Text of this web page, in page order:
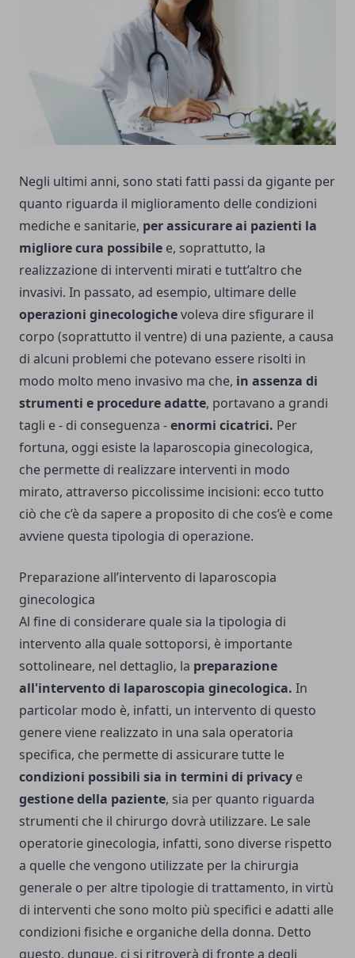
Negli ultimi anni, sono stati fatti passi da gigante per
quanto riguarda il miglioramento delle condizioni
mediche e sanitarie, per assicurare ai pazienti la
migliore cura possibile e, soprattutto, la
realizzazione di interventi mirati e tutt’altro che
invasivi. In passato, ad esempio, ultimare delle
operazioni ginecologichevoleva dire sfigurare il
corpo (soprattutto il ventre) di una paziente, a causa
di alcuni problemi che potevano essere risolti in
modo molto meno invasivo ma che, in assenza di
strumenti e procedure adatte, portavano a grandi
tagli e - di conseguenza -enormi cicatrici. Per
fortuna, oggi esiste la laparoscopia ginecologica,
che permette di realizzare interventi in modo
mirato, attraverso piccolissime incisioni: ecco tutto
ciò che c’è da sapere a proposito di che cos’è e come
avviene questa tipologia di operazione.
Preparazione all’intervento di laparoscopia
ginecologica
Al fine di considerare quale sia la tipologia di
intervento alla quale sottoporsi, è importante
sottolineare, nel dettaglio, la preparazione
all'intervento di laparoscopia ginecologica. In
particolar modo è, infatti, un intervento di questo
genere viene realizzato in una sala operatoria
specifica, che permette di assicurare tutte le
condizioni possibili sia in termini di privacy e
gestione della paziente, sia per quanto riguarda
strumenti che il chirurgo dovrà utilizzare. Le sale
operatorie ginecologia, infatti, sono diverse rispetto
a quelle che vengono utilizzate per la chirurgia
generale o per altre tipologie di trattamento, in virtù
di interventi che sono molto più specifici e adatti alle
condizioni fisiche e organiche della donna. Detto
questo, dunque, ci si ritroverà di fronte a degli